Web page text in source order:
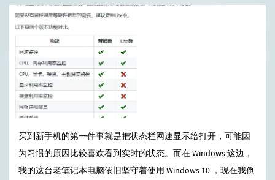
买到新手机的第一件事就是把状态栏网速显示给打开，可能因
为习惯的原因比较喜欢看到实时的状态。而在 Windows 这边，
我的这台老笔记本电脑依旧坚守着使用 Windows 10 ，现在我倒